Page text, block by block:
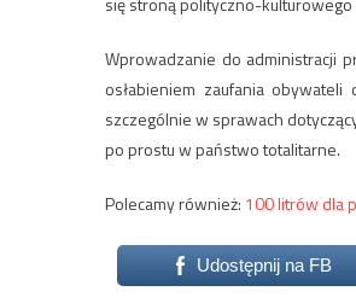
Wprowadzanie do administracji
osłabieniem zaufania
szczególnie w sprawach
po prostu w państwo totalitarne.
Polecamy również: 100 litrów dla
Udostępnij na FB